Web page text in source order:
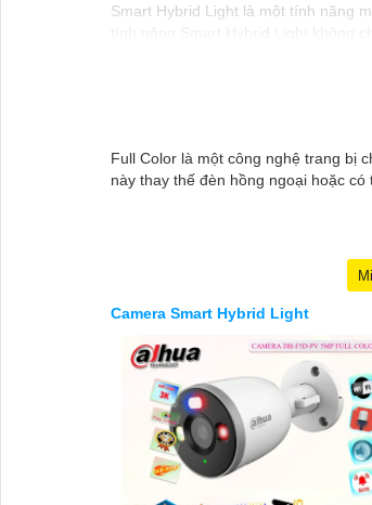
Smart Hybrid Light là một tính năng
Full Color là một công nghệ trang bị
này thay thế đèn hồng ngoại hoặc
Camera Smart Hybrid Light